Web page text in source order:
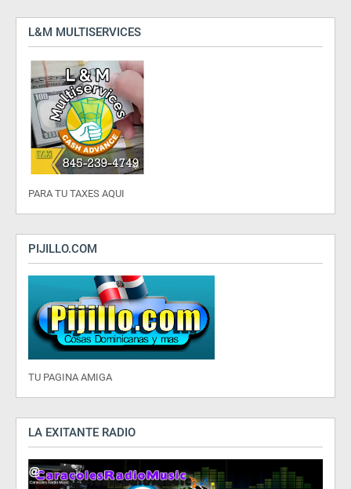
L&M MULTISERVICES
PARA TU TAXES AQUI
PIJILLO.COM
TU PAGINA AMIGA
LA EXITANTE RADIO